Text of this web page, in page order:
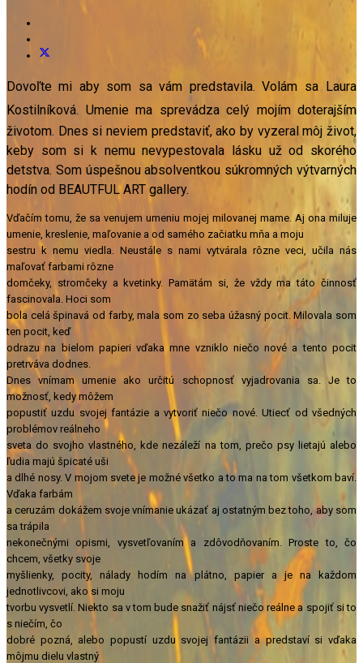
Dovoľte mi aby som sa vám predstavila. Volám sa Laura
Kostilníková. Umenie ma sprevádza celý mojím doterajším
životom. Dnes si neviem predstaviť, ako by vyzeral môj život,
keby som si k nemu nevypestovala lásku už od skorého
detstva. Som úspešnou absolventkou súkromných výtvarných
hodín od BEAUTFUL ART gallery.
Vďačím tomu, že sa venujem umeniu mojej milovanej mame. Aj ona miluje
umenie, kreslenie, maľovanie a od samého začiatku mňa a moju
sestru k nemu viedla. Neustále s nami vytvárala rôzne veci, učila nás
maľovať farbami rôzne
domčeky, stromčeky a kvetinky. Pamätám si, že vždy ma táto činnosť
fascinovala. Hoci som
bola celá špinavá od farby, mala som zo seba úžasný pocit. Milovala som
ten pocit, keď
odrazu na bielom papieri vďaka mne vzniklo niečo nové a tento pocit
pretrváva dodnes.
Dnes vnímam umenie ako určitú schopnosť vyjadrovania sa. Je to
možnosť, kedy môžem
popustiť uzdu svojej fantázie a vytvoriť niečo nové. Utiecť od všedných
problémov reálneho
sveta do svojho vlastného, kde nezáleží na tom, prečo psy lietajú alebo
ľudia majú špicaté uši
a dlhé nosy. V mojom svete je možné všetko a to ma na tom všetkom baví.
Vďaka farbám
a ceruzám dokážem svoje vnímanie ukázať aj ostatným bez toho, aby som
sa trápila
nekonečnými opismi, vysvetľovaním a zdôvodňovaním. Proste to, čo
chcem, všetky svoje
myšlienky, pocity, nálady hodím na plátno, papier a je na každom
jednotlivcovi, ako si moju
tvorbu vysvetlí. Niekto sa v tom bude snažiť nájsť niečo reálne a spojiť si to
s niečím, čo
dobré pozná, alebo popustí uzdu svojej fantázii a predstaví si vďaka
môjmu dielu vlastný